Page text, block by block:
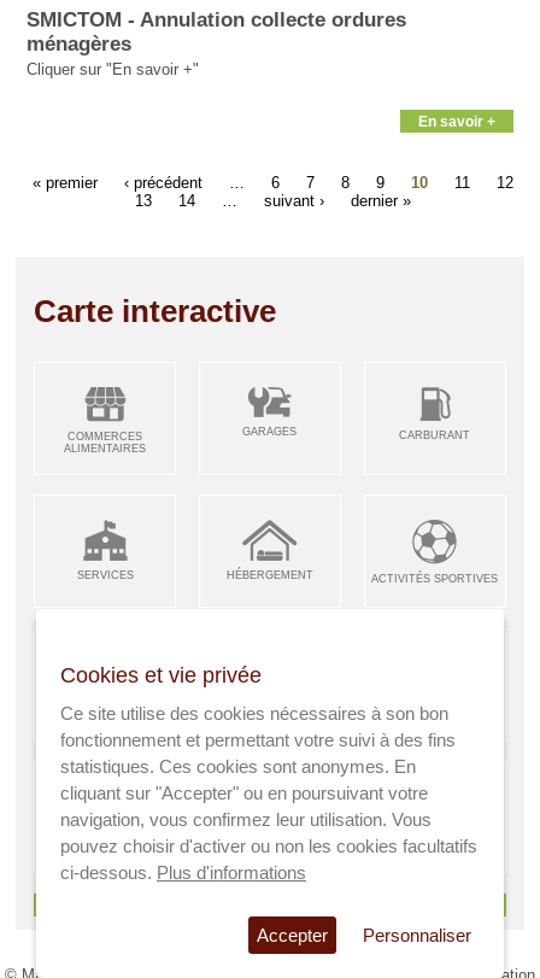
SMICTOM - Annulation collecte ordures
ménagères
Cliquer sur "En savoir +"
En savoir +
« premier ‹ précédent 6 7 8 9 10 11
12
13
14 suivant › dernier »
Carte interactive
COMMERCES
ALIMENTAIRES
GARAGES CARBURANT
SERVICES HÉBERGEMENT ACTIVITÉS SPORTIVES
ARTISANS &
INDUSTRIES
RESTAURANTS CAFÉS ENFANCE JEUNESSE
A VISITER SANTÉ AGRICULTEURS
Cookies et vie privée
Ce site utilise des cookies nécessaires à son bon
fonctionnement et permettant votre suivi à des fins
statistiques. Ces cookies sont anonymes. En
cliquant sur "Accepter" ou en poursuivant votre
navigation, vous confirmez leur utilisation. Vous
pouvez choisir d'activer ou non les cookies facultatifs
ci-dessous. Plus d'informations
Accepter Personnaliser